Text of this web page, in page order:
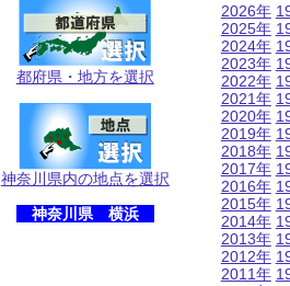
都府県・地方を選択
神奈川県内の地点を選択
神奈川県 横浜
2026年
2025年
2024年
2023年
2022年
2021年
2020年
2019年
2018年
2017年
2016年
2015年
2014年
2013年
2012年
2011年